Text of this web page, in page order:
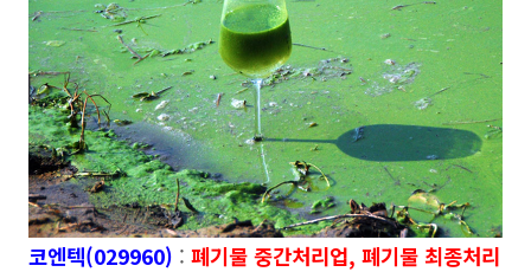
코엔텍(029960) : 폐기물 중간처리업, 폐기물 최종처리